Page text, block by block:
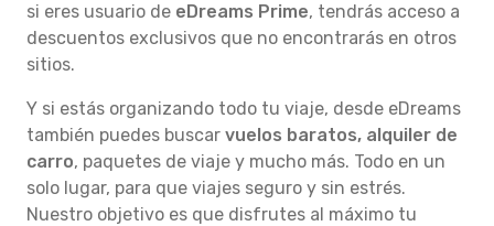
si eres usuario de eDreams Prime, tendrás acceso a
descuentos exclusivos que no encontrarás en otros
sitios.
Y si estás organizando todo tu viaje, desde eDreams
también puedes buscar vuelos baratos, alquiler de
carro, paquetes de viaje y mucho más. Todo en un
solo lugar, para que viajes seguro y sin estrés.
Nuestro objetivo es que disfrutes al máximo tu